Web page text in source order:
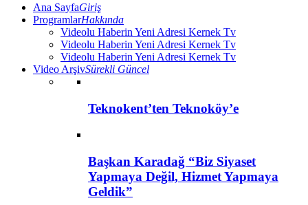
Ana SayfaGiriş
ProgramlarHakkında
Videolu Haberin Yeni Adresi Kernek Tv
Videolu Haberin Yeni Adresi Kernek Tv
Videolu Haberin Yeni Adresi Kernek Tv
Video ArşivSürekli Güncel
Teknokent’ten Teknoköy’e
Başkan Karadağ “Biz Siyaset
Yapmaya Değil, Hizmet Yapmaya
Geldik”